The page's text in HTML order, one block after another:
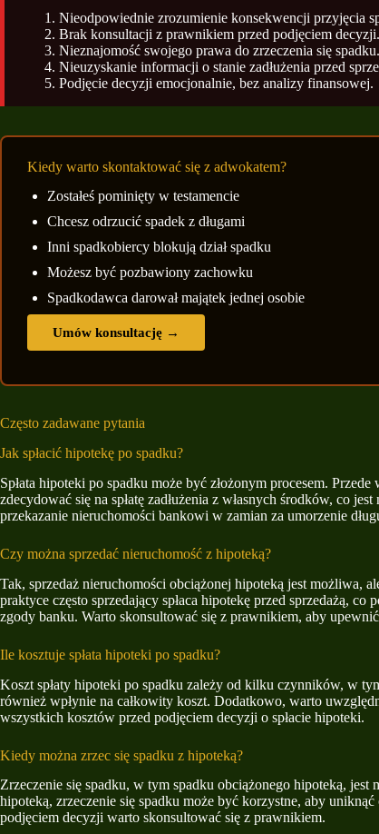
Nieodpowiednie zrozumienie konsekwencji przyjęcia
Brak konsultacji z prawnikiem przed podjęciem decyzji.
Nieznajomość swojego prawa do zrzeczenia się spadku.
Nieuzyskanie informacji o stanie zadłużenia przed
Podjęcie decyzji emocjonalnie, bez analizy finansowej.
Kiedy warto skontaktować się z adwokatem?
Zostałeś pominięty w testamencie
Chcesz odrzucić spadek z długami
Inni spadkobiercy blokują dział spadku
Możesz być pozbawiony zachowku
Spadkodawca darował majątek jednej osobie
Umów konsultację →
Często zadawane pytania
Jak spłacić hipotekę po spadku?
Spłata hipoteki po spadku może być złożonym procesem.
zdecydować się na spłatę zadłużenia z własnych środków, co
przekazanie nieruchomości bankowi w zamian za umorzenie
Czy można sprzedać nieruchomość z hipoteką?
Tak, sprzedaż nieruchomości obciążonej hipoteką jest możliwa,
praktyce często sprzedający spłaca hipotekę przed sprzedażą,
zgody banku. Warto skonsultować się z prawnikiem, aby
Ile kosztuje spłata hipoteki po spadku?
Koszt spłaty hipoteki po spadku zależy od kilku czynników, w
również wpłynie na całkowity koszt. Dodatkowo, warto
wszystkich kosztów przed podjęciem decyzji o spłacie hipoteki.
Kiedy można zrzec się spadku z hipoteką?
Zrzeczenie się spadku, w tym spadku obciążonego hipoteką,
hipoteką, zrzeczenie się spadku może być korzystne, aby
podjęciem decyzji warto skonsultować się z prawnikiem.